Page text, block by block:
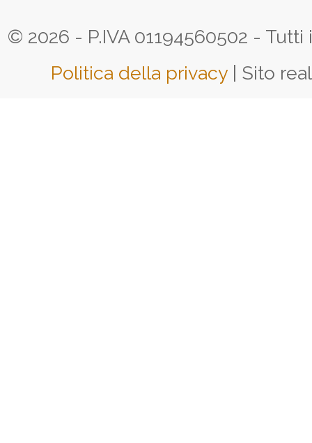
© 2026 - P.IVA 01194560502 -
Politica della privacy | Sito